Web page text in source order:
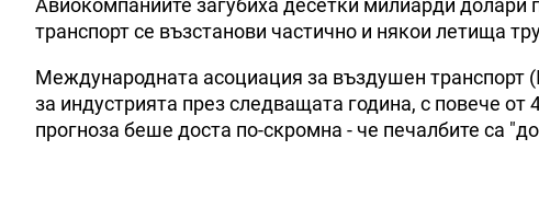
транспорт се възстанови частично и някои летища
Международната асоциация за въздушен транспорт
за индустрията през следващата година, с повече
прогноза беше доста по-скромна - че печалбите са